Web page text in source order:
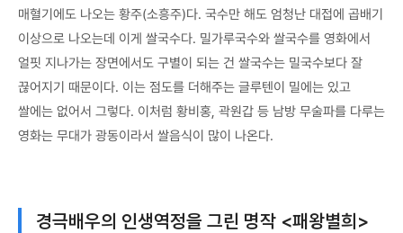
매혈기에도 나오는 황주(소흥주)다. 국수만 해도 엄청난 대접에 곱배기
이상으로 나오는데 이게 쌀국수다. 밀가루국수와 쌀국수를 영화에서
얼핏 지나가는 장면에서도 구별이 되는 건 쌀국수는 밀국수보다 잘
끊어지기 때문이다. 이는 점도를 더해주는 글루텐이 밀에는 있고
쌀에는 없어서 그렇다. 이처럼 황비홍, 곽원갑 등 남방 무술파를 다루는
영화는 무대가 광동이라서 쌀음식이 많이 나온다.
경극배우의 인생역정을 그린 명작 <패왕별희>